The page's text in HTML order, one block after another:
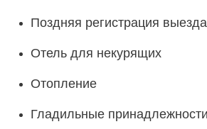
Поздняя регистрация выезда
Отель для некурящих
Отопление
Гладильные принадлежности